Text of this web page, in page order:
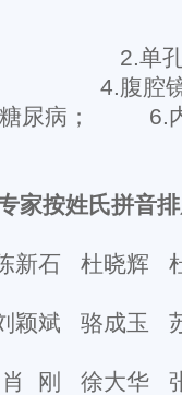
； 2.单孔
4.腹腔镜
糖尿病； 6.
家按姓氏拼音
石 杜晓辉
斌 骆成玉
刚 徐大华